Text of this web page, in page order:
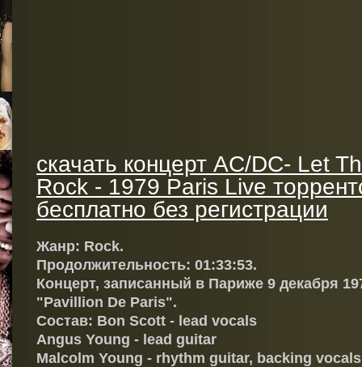
скачать концерт AC/DC- Let
Rock - 1979 Paris Live
бесплатно без регистрации
Жанр: Rock.
Продолжительность: 01:33:53.
Концерт, записанный в Париже 9 декабря
"Pavillion De Paris".
Состав: Bon Scott - lead vocals
Angus Young - lead guitar
Malcolm Young - rhythm guitar, backing vocals